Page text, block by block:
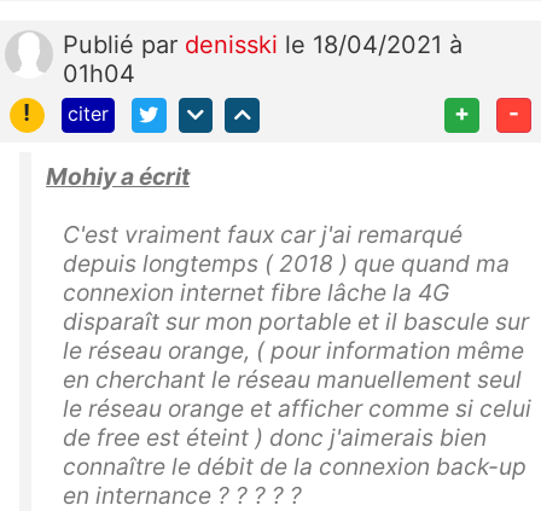
Publié par denisski le 18/04/2021 à
01h04
!
citer + -
Mohiy a écrit
C'est vraiment faux car j'ai remarqué
depuis longtemps ( 2018 ) que quand ma
connexion internet fibre lâche la 4G
disparaît sur mon portable et il bascule sur
le réseau orange, ( pour information même
en cherchant le réseau manuellement seul
le réseau orange et afficher comme si celui
de free est éteint ) donc j'aimerais bien
connaître le débit de la connexion back-up
en internance ? ? ? ? ?